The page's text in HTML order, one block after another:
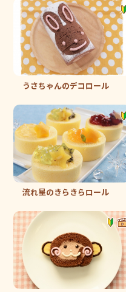
うさちゃんのデコロール
流れ星のきらきらロール